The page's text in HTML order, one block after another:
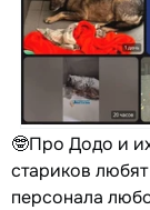
🤓Про Додо и
стариков
персонала